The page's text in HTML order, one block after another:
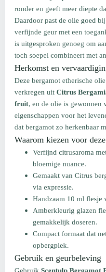
ronder en geeft meer diepte
Daardoor past de olie goed
verfijnde geur met een
is uitgesproken genoeg om
toch soepel combineert met
Herkomst en
Deze bergamot etherische
verkregen uit Citrus
fruit, en de olie is gewonnen
eigenschappen voor het
dat bergamot zo herkenbaar
Waarom kiezen voor
Verfijnd citrusaroma
bloemige nuance.
Gemaakt van Citrus
via expressie.
Handzaam 10 ml flesje
Amberkleurig glazen
gemakkelijk doseren.
Compact formaat dat
opbergplek.
Gebruik en geurbeleving